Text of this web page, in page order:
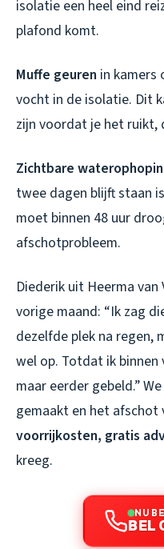
isolatie een heel eind
plafond komt.
Muffe geuren in kamers
vocht in de isolatie. Dit
zijn voordat je het ruikt,
Zichtbare
twee dagen blijft staan
moet binnen 48 uur
afschotprobleem.
Diederik uit Heerma
vorige maand: “Ik zag
dezelfde plek na
wel op. Totdat ik binnen
maar eerder gebeld.”
gemaakt en het afschot
voorrijkosten, gratis
kreeg.
NU
BEL